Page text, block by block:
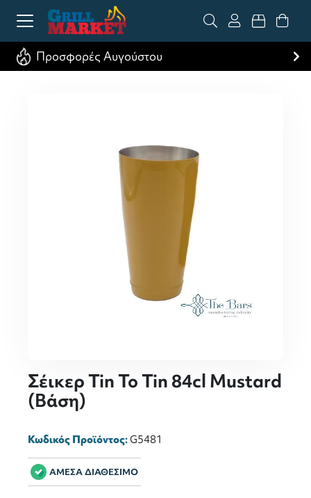
Προσφορές Αυγούστου
Σέικερ Tin To Tin 84cl Mustard
(Βάση)
Κωδικός Προϊόντος:G5481
ΑΜΕΣΑ ΔΙΑΘΕΣΙΜΟ